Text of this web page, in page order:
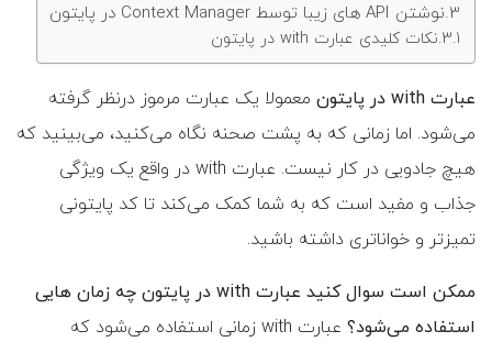
نوشتن API های زیبا توسط Context Manager در پایتون
نکات کلیدی عبارت with در پایتون
عبارت with در پایتون
معمولا یک عبارت مرموز درنظر گرفته
می‌شود. اما زمانی که به پشت صحنه نگاه می‌کنید، می‌بینید که
هیچ جادویی در کار نیست. عبارت with در واقع یک ویژگی
جذاب و مفید است که به شما کمک می‌کند تا کد پایتونی
تمیزتر و خواناتری داشته باشید.
ممکن است سوال کنید عبارت with در پایتون چه زمان هایی
استفاده می‌شود؟
عبارت with زمانی استفاده می‌شود که